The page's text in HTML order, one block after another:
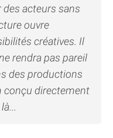
des acteurs sans
ouvre
créatives. Il
rendra pas pareil
des productions
conçu directement